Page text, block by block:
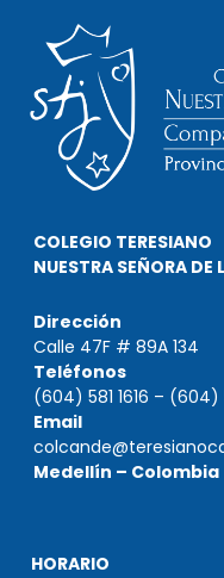
COLEGIO TERESIANO
NUESTRA SEÑORA DE
Dirección
Calle 47F # 89A 134
Teléfonos
(604) 581 1616 – (604)
Email
Medellín – Colombia
HORARIO